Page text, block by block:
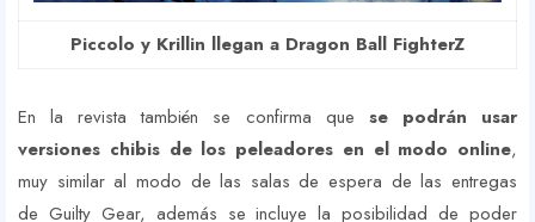
Piccolo y Krillin llegan a Dragon Ball FighterZ
En la revista también se confirma que se podrán usar
versiones chibis de los peleadores en el modo online,
muy similar al modo de las salas de espera de las entregas
de Guilty Gear, además se incluye la posibilidad de poder